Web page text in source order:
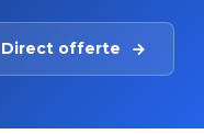
Direct offerte